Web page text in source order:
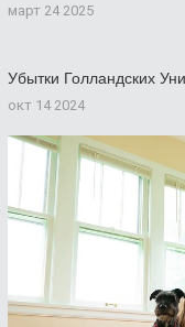
март 24 2025
Убытки Голландских
окт 14 2024